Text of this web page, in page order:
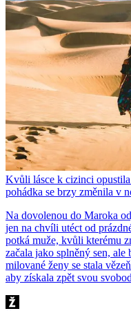
Kvůli lásce k cizinci
pohádka se brzy změnila v
Na dovolenou do Maroka
jen na chvíli utéct od
potká muže, kvůli kterému
začala jako splněný sen,
milované ženy se stala
aby získala zpět svou